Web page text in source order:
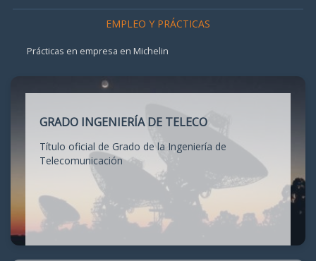
EMPLEO Y PRÁCTICAS
Prácticas en empresa en Michelin
GRADO INGENIERÍA DE TELECO
Título oficial de Grado de la Ingeniería de
Telecomunicación